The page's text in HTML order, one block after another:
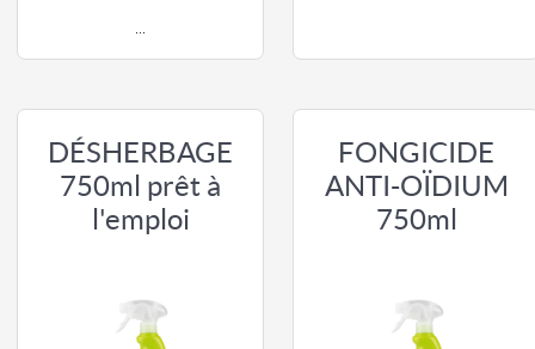
...
DÉSHERBAGE
750ml prêt à
l'emploi
FONGICIDE
ANTI-OÏDIUM
750ml